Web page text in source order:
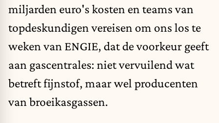
miljarden euro's kosten en teams van
topdeskundigen vereisen om ons los te
weken van ENGIE, dat de voorkeur geeft
aan gascentrales: niet vervuilend wat
betreft fijnstof, maar wel producenten
van broeikasgassen.